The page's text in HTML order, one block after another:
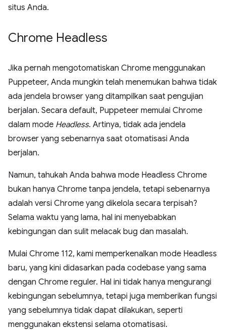
situs Anda.
Chrome Headless
Jika pernah mengotomatiskan Chrome menggunakan
Puppeteer, Anda mungkin telah menemukan bahwa tidak
ada jendela browser yang ditampilkan saat pengujian
berjalan. Secara default, Puppeteer memulai Chrome
dalam mode Headless. Artinya, tidak ada jendela
browser yang sebenarnya saat otomatisasi Anda
berjalan.
Namun, tahukah Anda bahwa mode Headless Chrome
bukan hanya Chrome tanpa jendela, tetapi sebenarnya
adalah versi Chrome yang dikelola secara terpisah?
Selama waktu yang lama, hal ini menyebabkan
kebingungan dan sulit melacak bug dan masalah.
Mulai Chrome 112, kami memperkenalkan mode Headless
baru, yang kini didasarkan pada codebase yang sama
dengan Chrome reguler. Hal ini tidak hanya mengurangi
kebingungan sebelumnya, tetapi juga memberikan fungsi
yang sebelumnya tidak dapat dilakukan, seperti
menggunakan ekstensi selama otomatisasi.